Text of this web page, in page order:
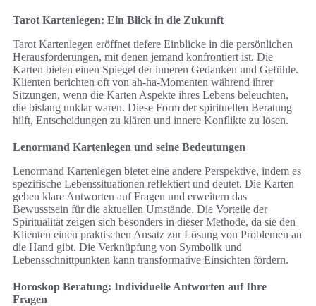
Tarot Kartenlegen: Ein Blick in die Zukunft
Tarot Kartenlegen eröffnet tiefere Einblicke in die persönlichen
Herausforderungen, mit denen jemand konfrontiert ist. Die
Karten bieten einen Spiegel der inneren Gedanken und Gefühle.
Klienten berichten oft von ah-ha-Momenten während ihrer
Sitzungen, wenn die Karten Aspekte ihres Lebens beleuchten,
die bislang unklar waren. Diese Form der spirituellen Beratung
hilft, Entscheidungen zu klären und innere Konflikte zu lösen.
Lenormand Kartenlegen und seine Bedeutungen
Lenormand Kartenlegen bietet eine andere Perspektive, indem es
spezifische Lebenssituationen reflektiert und deutet. Die Karten
geben klare Antworten auf Fragen und erweitern das
Bewusstsein für die aktuellen Umstände. Die Vorteile der
Spiritualität zeigen sich besonders in dieser Methode, da sie den
Klienten einen praktischen Ansatz zur Lösung von Problemen an
die Hand gibt. Die Verknüpfung von Symbolik und
Lebensschnittpunkten kann transformative Einsichten fördern.
Horoskop Beratung: Individuelle Antworten auf Ihre
Fragen